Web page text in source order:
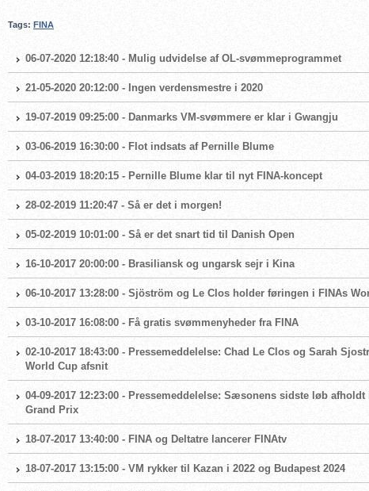
Tags: FINA
06-07-2020 12:18:40 - Mulig udvidelse af OL-svømmeprogrammet
21-05-2020 20:12:00 - Ingen verdensmestre i 2020
19-07-2019 09:25:00 - Danmarks VM-svømmere er klar i Gwangju
03-06-2019 16:30:00 - Flot indsats af Pernille Blume
04-03-2019 18:20:15 - Pernille Blume klar til nyt FINA-koncept
28-02-2019 11:20:47 - Så er det i morgen!
05-02-2019 10:01:00 - Så er det snart tid til Danish Open
16-10-2017 20:00:00 - Brasiliansk og ungarsk sejr i Kina
06-10-2017 13:28:00 - Sjöström og Le Clos holder føringen i FINAs
03-10-2017 16:08:00 - Få gratis svømmenyheder fra FINA
02-10-2017 18:43:00 - Pressemeddelelse: Chad Le Clos og Sarah
World Cup afsnit
04-09-2017 12:23:00 - Pressemeddelelse: Sæsonens sidste løb
Grand Prix
18-07-2017 13:40:00 - FINA og Deltatre lancerer FINAtv
18-07-2017 13:15:00 - VM rykker til Kazan i 2022 og Budapest 2024